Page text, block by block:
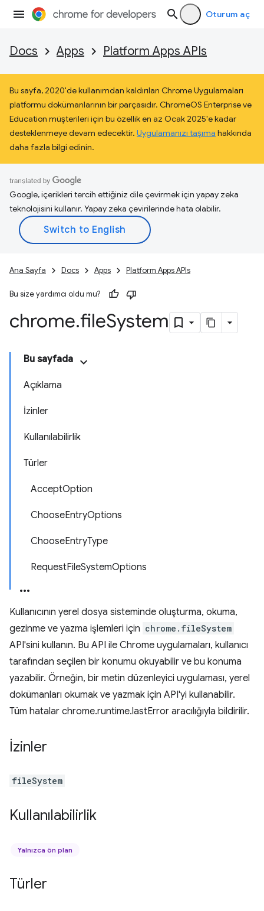
Oturum aç
Docs Apps Platform Apps APIs
Bu sayfa, 2020'de kullanımdan kaldırılan Chrome Uygulamaları
platformu dokümanlarının bir parçasıdır. ChromeOS Enterprise ve
Education müşterileri için bu özellik en az Ocak 2025'e kadar
desteklenmeye devam edecektir. Uygulamanızı taşıma hakkında
daha fazla bilgi edinin.
Google, içerikleri tercih ettiğiniz dile çevirmek için yapay zeka
teknolojisini kullanır. Yapay zeka çevirilerinde hata olabilir.
Ana Sayfa Docs Apps Platform Apps APIs
Bu size yardımcı oldu mu?
chrome.fileSystem
Bu sayfada
Açıklama
İzinler
Kullanılabilirlik
Türler
AcceptOption
ChooseEntryOptions
ChooseEntryType
RequestFileSystemOptions
Kullanıcının yerel dosya sisteminde oluşturma, okuma,
gezinme ve yazma işlemleri için chrome.fileSystem
API'sini kullanın. Bu API ile Chrome uygulamaları, kullanıcı
tarafından seçilen bir konumu okuyabilir ve bu konuma
yazabilir. Örneğin, bir metin düzenleyici uygulaması, yerel
dokümanları okumak ve yazmak için API'yi kullanabilir.
Tüm hatalar chrome.runtime.lastError aracılığıyla bildirilir.
İzinler
fileSystem
Kullanılabilirlik
Yalnızca ön plan
Türler